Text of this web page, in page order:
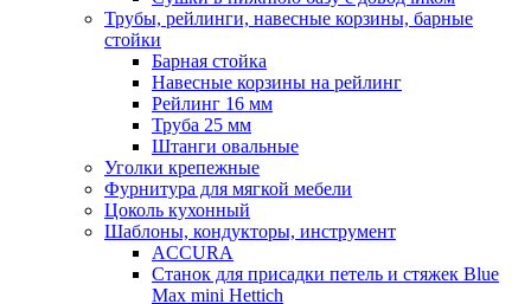
Трубы, рейлинги, навесные корзины, барные
стойки
Барная стойка
Навесные корзины на рейлинг
Рейлинг 16 мм
Труба 25 мм
Штанги овальные
Уголки крепежные
Фурнитура для мягкой мебели
Цоколь кухонный
Шаблоны, кондукторы, инструмент
ACCURA
Станок для присадки петель и стяжек Blue
Max mini Hettich